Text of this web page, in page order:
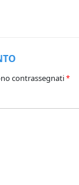
contrassegnati*